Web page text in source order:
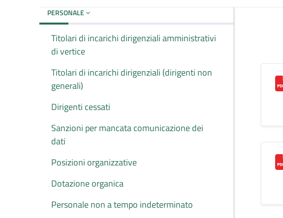
PERSONALE
Titolari di incarichi dirigenziali amministrativi
di vertice
Titolari di incarichi dirigenziali (dirigenti non
generali)
Dirigenti cessati
Sanzioni per mancata comunicazione dei
dati
Posizioni organizzative
Dotazione organica
Personale non a tempo indeterminato